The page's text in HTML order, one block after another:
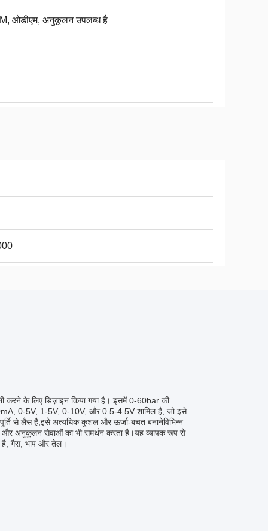
ओडीएम, अनुकूलन उपलब्ध है
करने के लिए डिज़ाइन किया गया है। इसमें 0-60bar की
0-5V, 1-5V, 0-10V, और 0.5-4.5V शामिल है, जो इसे
से लैस है,इसे अत्यधिक कुशल और ऊर्जा-बचत बनानेविभिन्न
और अनुकूलन सेवाओं का भी समर्थन करता है।यह व्यापक रूप से
है, गैस, भाप और तेल।